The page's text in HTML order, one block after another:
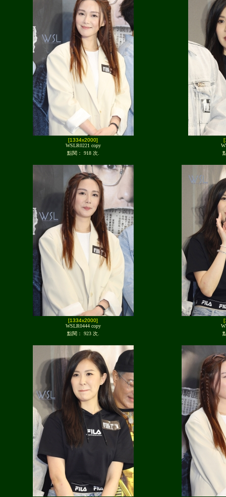
[1334x2000]
WSLR0221 copy
點閱： 918 次.
[1334x2000]
WSLR0444 copy
點閱： 923 次.